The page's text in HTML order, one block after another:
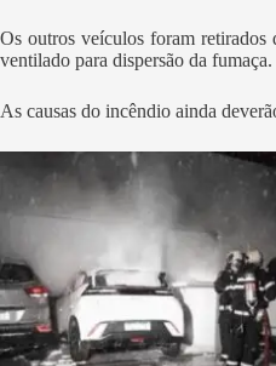
Os outros veículos foram
ventilado para dispersão da fumaça.
As causas do incêndio ainda